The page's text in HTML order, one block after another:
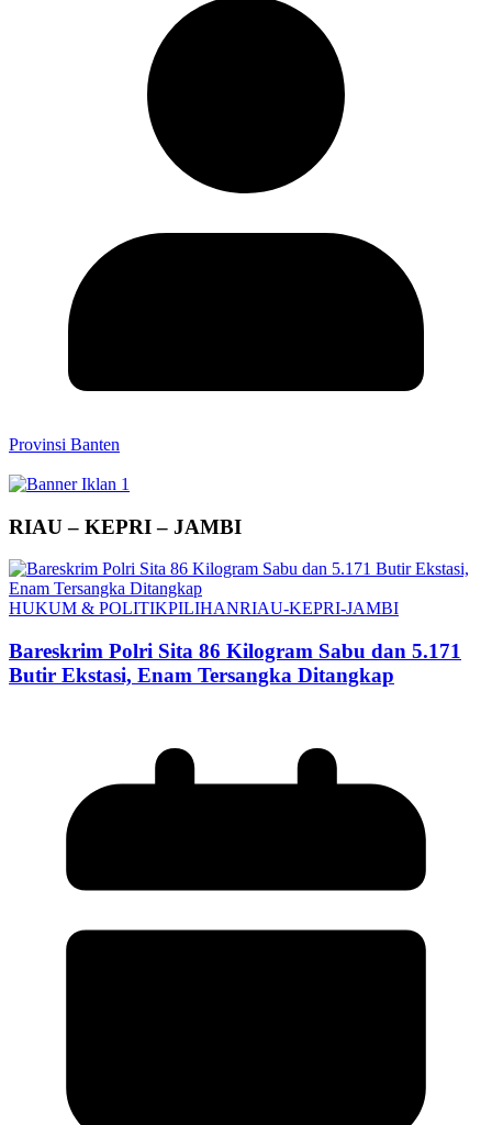
Provinsi Banten
RIAU – KEPRI – JAMBI
HUKUM & POLITIKPILIHANRIAU-KEPRI-JAMBI
Bareskrim Polri Sita 86 Kilogram Sabu dan 5.171
Butir Ekstasi, Enam Tersangka Ditangkap